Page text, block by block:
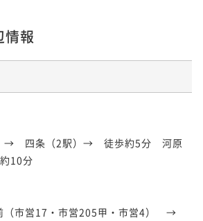
情報
→　四条（2駅）→　徒歩約5分　河原
10分
（市営17・市営205甲・市営4）　→